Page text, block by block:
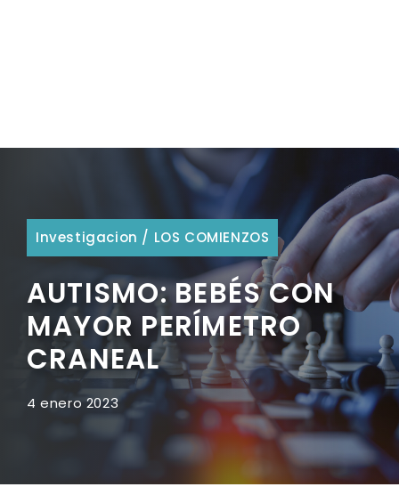
Investigacion / LOS COMIENZOS
AUTISMO: BEBÉS CON
MAYOR PERÍMETRO
CRANEAL
4 enero 2023